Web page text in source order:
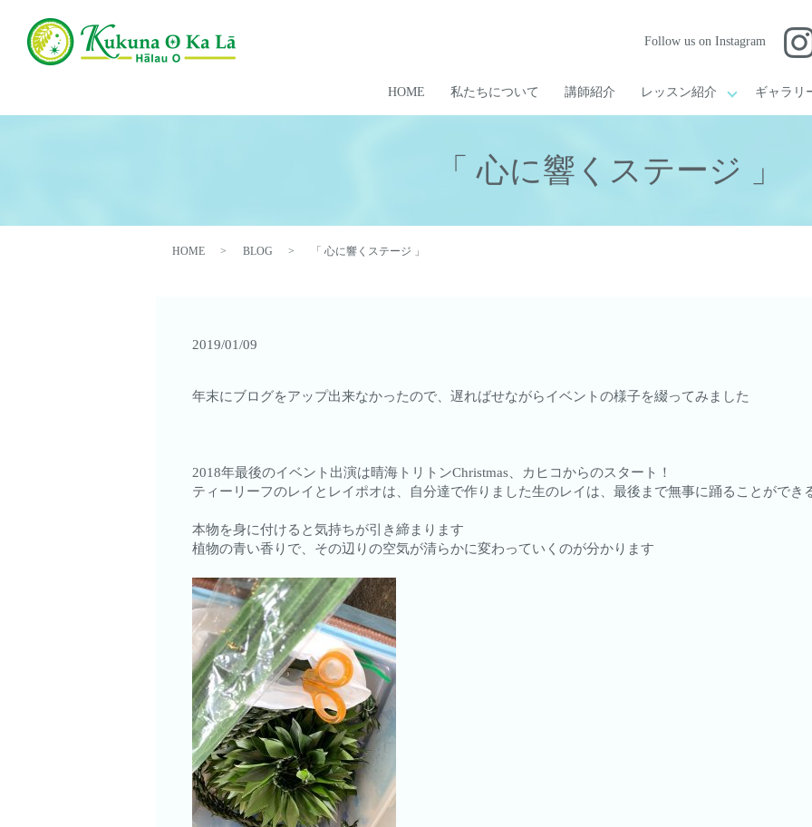
HOME 私たちについて 講師紹介 レッスン紹介 ギャラリ
Follow us on Instagram
「 心に響くステージ 」
HOME BLOG 「 心に響くステージ 」
2019/01/09
年末にブログをアップ出来なかったので、遅ればせながらイベントの様子を綴ってみました
2018年最後のイベント出演は晴海トリトンChristmas、カヒコからのスタート！
ティーリーフのレイとレイポオは、自分達で作りました生のレイは、最後まで無事に踊ることがで
本物を身に付けると気持ちが引き締まります
植物の青い香りで、その辺りの空気が清らかに変わっていくのが分かります